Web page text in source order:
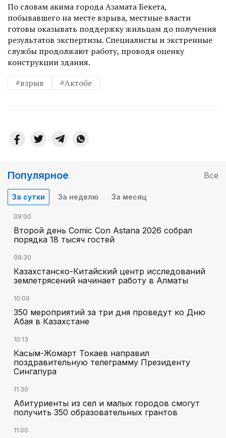
По словам акима города Азамата Бекета,
побывавшего на месте взрыва, местные власти
готовы оказывать поддержку жильцам до получения
результатов экс­пертизы. Специалисты и экстренные
службы продолжают работу, проводя оценку
конструкции здания.
#взрыв
#Актобе
Популярное Все
За сутки За неделю За месяц
09:00
Второй день Comic Con Astana 2026 собрал
порядка 18 тысяч гостей
09:30
Казахстанско-Китайский центр исследований
землетрясений начинает работу в Алматы
10:00
350 мероприятий за три дня проведут ко Дню
Абая в Казахстане
10:13
Касым-Жомарт Токаев направил
поздравительную телеграмму Президенту
Сингапура
11:30
Абитуриенты из сел и малых городов смогут
получить 350 образовательных грантов
11:00